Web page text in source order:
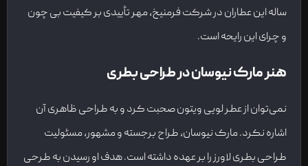
ساله این عطاران در شرکت فرمنیخ، مهر تأییدی بر کیفیت بی چون
و چرای این رایحه است.
هنر مارک نیوسان در طراحی بطری
نمی‌توان از عطر لویی ویتون صحبت کرد و به طراحی ظاهری آن
اشاره نکرد. مارک نیوسان، طراح برجسته و مشهور، مسئولیت
طراحی بطری لاورز را بر عهده داشته است. هدف او رسیدن به طرحی